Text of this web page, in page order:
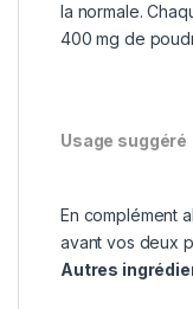
la normale.
400 mg de
Usage suggéré
En complément
avant vos deux
Autres